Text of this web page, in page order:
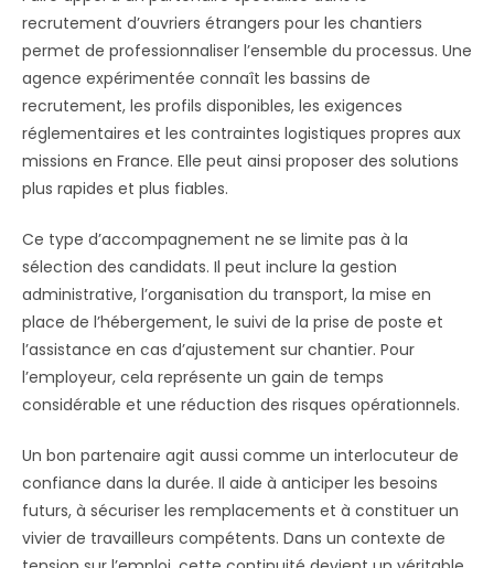
recrutement d’ouvriers étrangers pour les chantiers
permet de professionnaliser l’ensemble du processus. Une
agence expérimentée connaît les bassins de
recrutement, les profils disponibles, les exigences
réglementaires et les contraintes logistiques propres aux
missions en France. Elle peut ainsi proposer des solutions
plus rapides et plus fiables.
Ce type d’accompagnement ne se limite pas à la
sélection des candidats. Il peut inclure la gestion
administrative, l’organisation du transport, la mise en
place de l’hébergement, le suivi de la prise de poste et
l’assistance en cas d’ajustement sur chantier. Pour
l’employeur, cela représente un gain de temps
considérable et une réduction des risques opérationnels.
Un bon partenaire agit aussi comme un interlocuteur de
confiance dans la durée. Il aide à anticiper les besoins
futurs, à sécuriser les remplacements et à constituer un
vivier de travailleurs compétents. Dans un contexte de